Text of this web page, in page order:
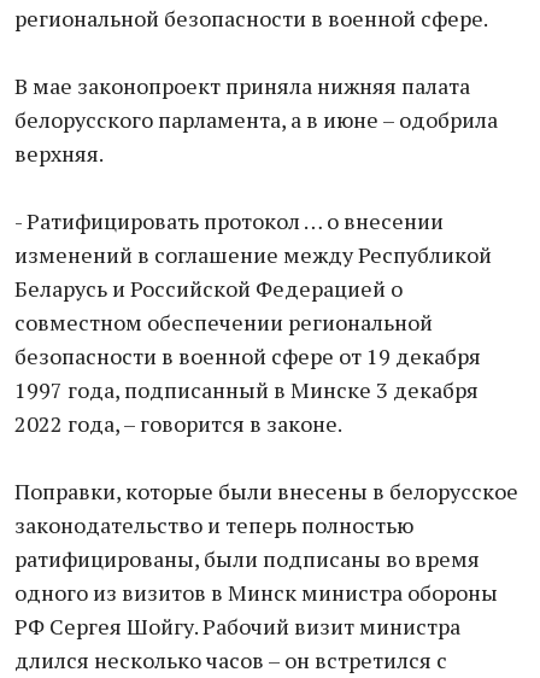
региональной безопасности в военной сфере.
В мае законопроект приняла нижняя палата
белорусского парламента, а в июне – одобрила
верхняя.
- Ратифицировать протокол … о внесении
изменений в соглашение между Республикой
Беларусь и Российской Федерацией о
совместном обеспечении региональной
безопасности в военной сфере от 19 декабря
1997 года, подписанный в Минске 3 декабря
2022 года, – говорится в законе.
Поправки, которые были внесены в белорусское
законодательство и теперь полностью
ратифицированы, были подписаны во время
одного из визитов в Минск министра обороны
РФ Сергея Шойгу. Рабочий визит министра
длился несколько часов – он встретился с